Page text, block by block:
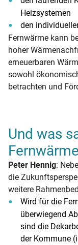
Heizsystemen
den
Fernwärme kann
hoher
erneuerbaren
sowohl
betrachten und
Und was
Peter Hennig:
die
weitere
Wird für die
überwiegend
sind die
der Kommune